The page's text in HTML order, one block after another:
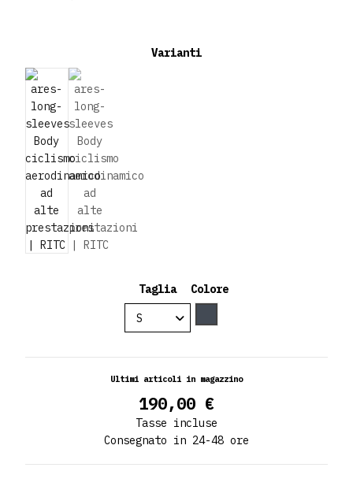
Varianti
Taglia
Colore
Ultimi articoli in magazzino
190,00 €
Tasse incluse
Consegnato in 24-48 ore